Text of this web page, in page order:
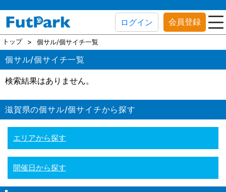
ログイン 会員登録
トップ 個サル/個サイチ一覧
個サル/個サイチ一覧
検索結果はありません。
滋賀県の個サル/個サイチから探す
エリアから探す
開催日から探す